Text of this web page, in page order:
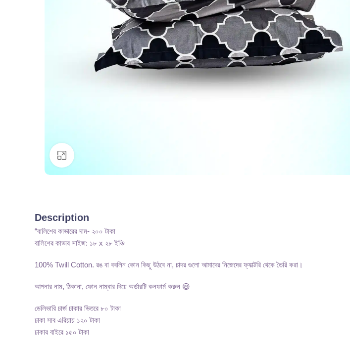
Description
“বালিশের কাভারের দাম- ২০০ টাকা
বালিশের কাভার সাইজ: ১৮ x ২৮ ইঞ্চি
100% Twill Cotton. রঙ বা ববলিন কোন কিছু উঠবে না, চাদর গুলো আমাদের নিজেদের ফ্যাক্টরি থেকে তৈরি করা।
আপনার নাম, ঠিকানা, ফোন নাম্বার দিয়ে অর্ডারটি কনফার্ম করুন 😃
ডেলিভারি চার্জ ঢাকার ভিতরে ৮০ টাকা
ঢাকা সাব এরিয়ায় ১২০ টাকা
ঢাকার বাইরে ১৫০ টাকা